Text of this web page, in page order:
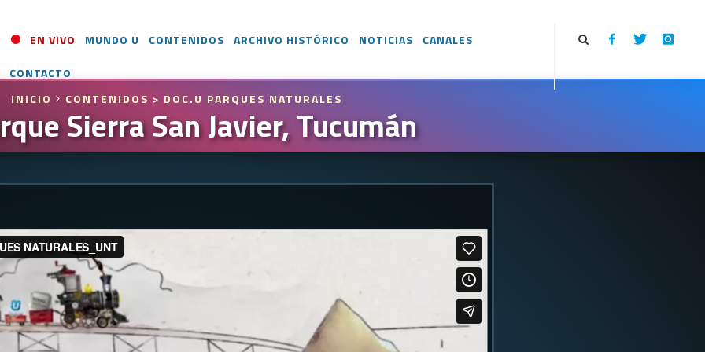
EN VIVO MUNDO U CONTENIDOS ARCHIVO HISTÓRICO NOTICIAS
CANALES
CONTACTO
INICIO
CONTENIDOS > DOC.U PARQUES NATURALES
Sierra San Javier, Tucumán